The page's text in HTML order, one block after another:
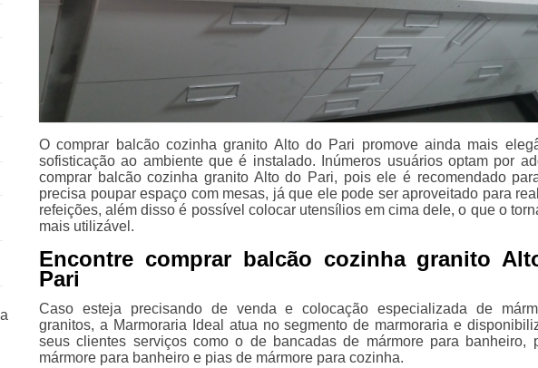
O comprar balcão cozinha granito Alto do Pari promove ainda mais
sofisticação ao ambiente que é instalado. Inúmeros usuários optam por
comprar balcão cozinha granito Alto do Pari, pois ele é recomendado
precisa poupar espaço com mesas, já que ele pode ser aproveitado para
refeições, além disso é possível colocar utensílios em cima dele, o que o
mais utilizável.
Encontre comprar balcão cozinha granito
Pari
Caso esteja precisando de venda e colocação especializada de
granitos, a Marmoraria Ideal atua no segmento de marmoraria e
seus clientes serviços como o de bancadas de mármore para banheiro,
mármore para banheiro e pias de mármore para cozinha.